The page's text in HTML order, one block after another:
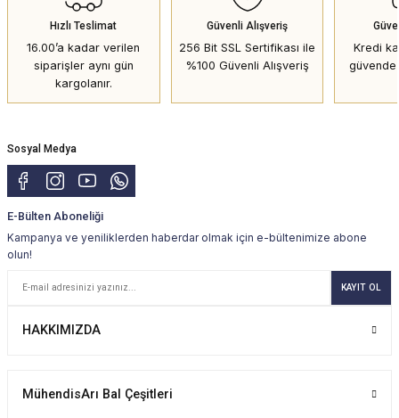
Hızlı Teslimat
16.00’a kadar verilen
siparişler aynı gün
kargolanır.
Güvenli Alışveriş
256 Bit SSL Sertifikası ile
%100 Güvenli Alışveriş
Kredi
güvende
Sosyal Medya
E-Bülten Aboneliği
Kampanya ve yeniliklerden haberdar olmak için e-bültenimize abone
olun!
KAYIT OL
HAKKIMIZDA
MühendisArı Bal Çeşitleri